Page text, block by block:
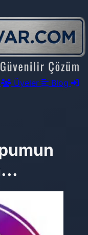
Üyeler
Blog